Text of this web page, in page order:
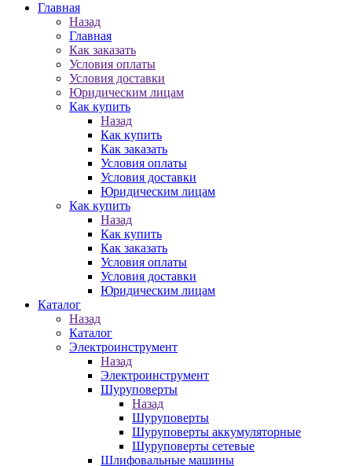
Главная
Назад
Главная
Как заказать
Условия оплаты
Условия доставки
Юридическим лицам
Как купить
Назад
Как купить
Как заказать
Условия оплаты
Условия доставки
Юридическим лицам
Как купить
Назад
Как купить
Как заказать
Условия оплаты
Условия доставки
Юридическим лицам
Каталог
Назад
Каталог
Электроинструмент
Назад
Электроинструмент
Шуруповерты
Назад
Шуруповерты
Шуруповерты аккумуляторные
Шуруповерты сетевые
Шлифовальные машины